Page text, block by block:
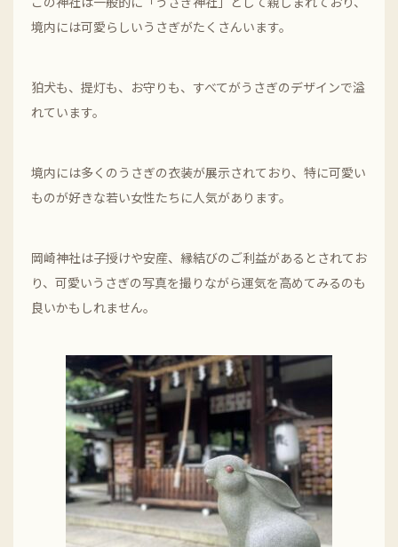
境内には可愛らしいうさぎがたくさんいます。
狛犬も、提灯も、お守りも、すべてがうさぎのデザインで溢
れています。
境内には多くのうさぎの衣装が展示されており、特に可愛い
ものが好きな若い女性たちに人気があります。
岡崎神社は子授けや安産、縁結びのご利益があるとされてお
り、可愛いうさぎの写真を撮りながら運気を高めてみるのも
良いかもしれません。